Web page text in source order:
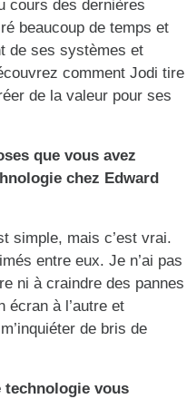
cours des dernières
beaucoup de temps et
de ses systèmes et
comment Jodi tire
de la valeur pour ses
que vous avez
chez Edward
simple, mais c’est vrai.
entre eux. Je n’ai pas
ni à craindre des pannes
écran à l’autre et
de bris de
technologie vous